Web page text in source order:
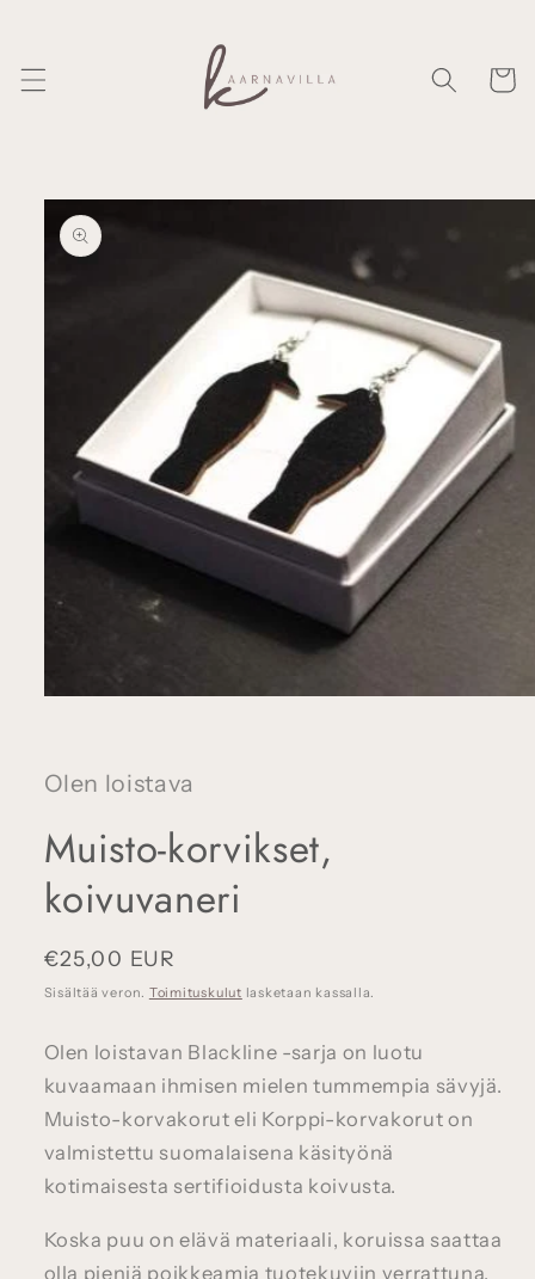
tuotetietoihin
ikkunassa
Olen loistava
Muisto-korvikset,
koivuvaneri
Normaalihinta
€25,00 EUR
Sisältää veron. Toimituskulut lasketaan kassalla.
Olen loistavan Blackline -sarja on luotu
kuvaamaan ihmisen mielen tummempia sävyjä.
Muisto-korvakorut eli Korppi-korvakorut on
valmistettu suomalaisena käsityönä
kotimaisesta sertifioidusta koivusta.
Koska puu on elävä materiaali, koruissa saattaa
olla pieniä poikkeamia tuotekuviin verrattuna.